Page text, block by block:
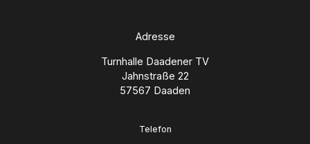
Adresse
Turnhalle Daadener TV
Jahnstraße 22
57567 Daaden
Telefon